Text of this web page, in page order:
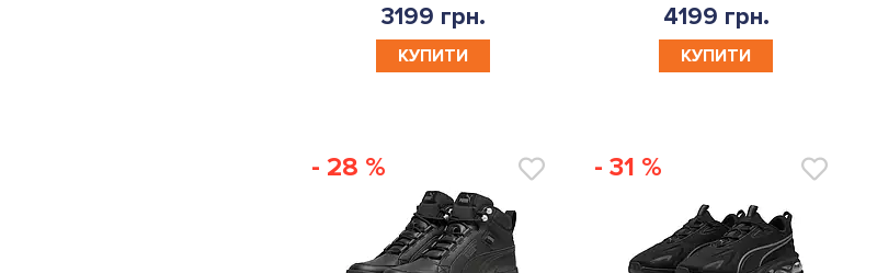
3199 грн.
КУПИТИ
4199 грн.
КУПИТИ
- 28 % - 31 %